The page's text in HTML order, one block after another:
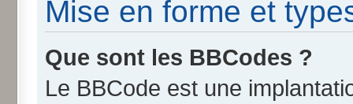
Mise en forme et
Que sont les BBCodes ?
Le BBCode est une